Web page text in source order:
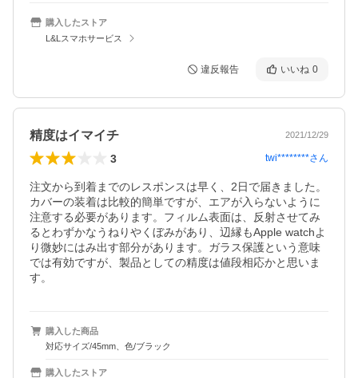
購入したストア
L&Lスマホサービス
違反報告 いいね 0
精度はイマイチ 2021/12/29
3 twi********さん
注文から到着までのレスポンスは早く、2日で届きました。
カバーの装着は比較的簡単ですが、エアが入らないように
注意する必要があります。フィルム表面は、反射させてみ
るとわずかなうねりやくぼみがあり、辺縁もApple watchよ
り微妙にはみ出す部分があります。ガラス保護という意味
では有効ですが、製品としての精度は値段相応かと思いま
す。
購入した商品
対応サイズ/45mm、色/ブラック
購入したストア